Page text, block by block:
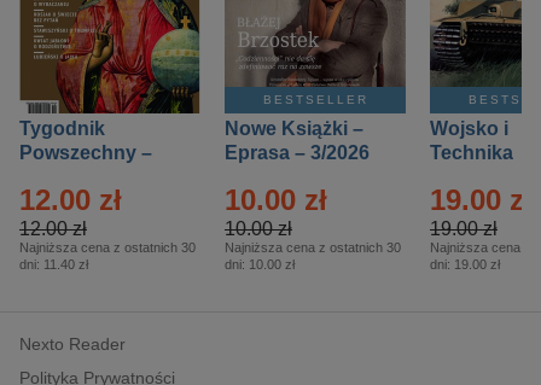
Tygodnik
Powszechny –
12.00 zł
12.00 zł
Najniższa cena z ostatnich 30
dni: 11.40 zł
BESTSELLER
Nowe Książki –
Eprasa – 3/2026
10.00 zł
10.00 zł
Najniższa cena z ostatnich 30
dni: 10.00 zł
Wojsko i
Technika
– 2/2026
19.00 zł
19.00 zł
Najniższa cena z
dni: 19.00 zł
Nexto Reader
Polityka Prywatności